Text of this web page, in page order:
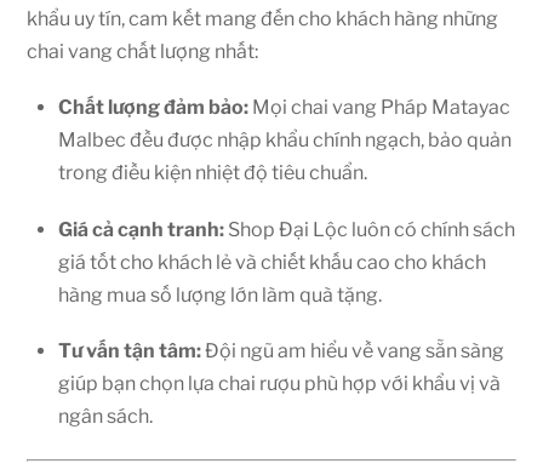
khẩu uy tín, cam kết mang đến cho khách hàng những
chai vang chất lượng nhất:
Chất lượng đảm bảo: Mọi chai vang Pháp Matayac
Malbec đều được nhập khẩu chính ngạch, bảo quản
trong điều kiện nhiệt độ tiêu chuẩn.
Giá cả cạnh tranh: Shop Đại Lộc luôn có chính sách
giá tốt cho khách lẻ và chiết khấu cao cho khách
hàng mua số lượng lớn làm quà tặng.
Tư vấn tận tâm:Đội ngũ am hiểu về vang sẵn sàng
giúp bạn chọn lựa chai rượu phù hợp với khẩu vị và
ngân sách.